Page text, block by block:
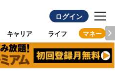
ログイン
キャリア ライフ マネー